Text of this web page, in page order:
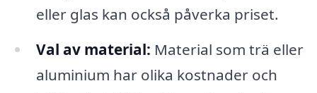
eller glas kan också påverka priset.
Val av material: Material som trä eller
aluminium har olika kostnader och